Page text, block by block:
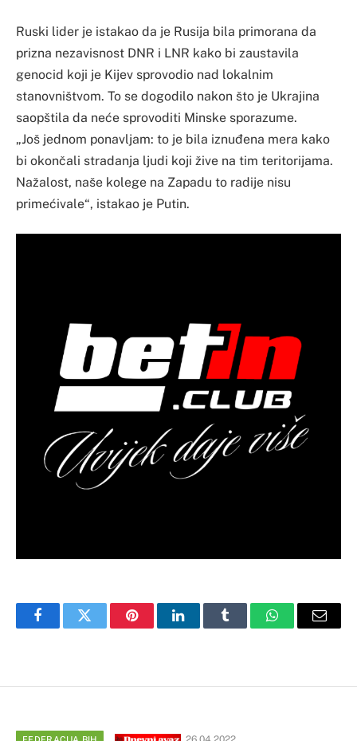
Ruski lider je istakao da je Rusija bila primorana da
prizna nezavisnost DNR i LNR kako bi zaustavila
genocid koji je Kijev sprovodio nad lokalnim
stanovništvom. To se dogodilo nakon što je Ukrajina
saopštila da neće sprovoditi Minske sporazume.
„Još jednom ponavljam: to je bila iznuđena mera kako
bi okončali stradanja ljudi koji žive na tim teritorijama.
Nažalost, naše kolege na Zapadu to radije nisu
primećivale“, istakao je Putin.
FacebookTwitter PinterestLinkedInTumblr WhatsAppEmail